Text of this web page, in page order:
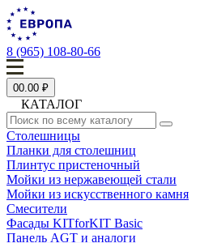
8 (965) 108-80-66
00.00 ₽
КАТАЛОГ
Столешницы
Планки для столешниц
Плинтус пристеночный
Мойки из нержавеющей стали
Мойки из искусственного камня
Смесители
Фасады KITforKIT Basic
Панель AGT и аналоги